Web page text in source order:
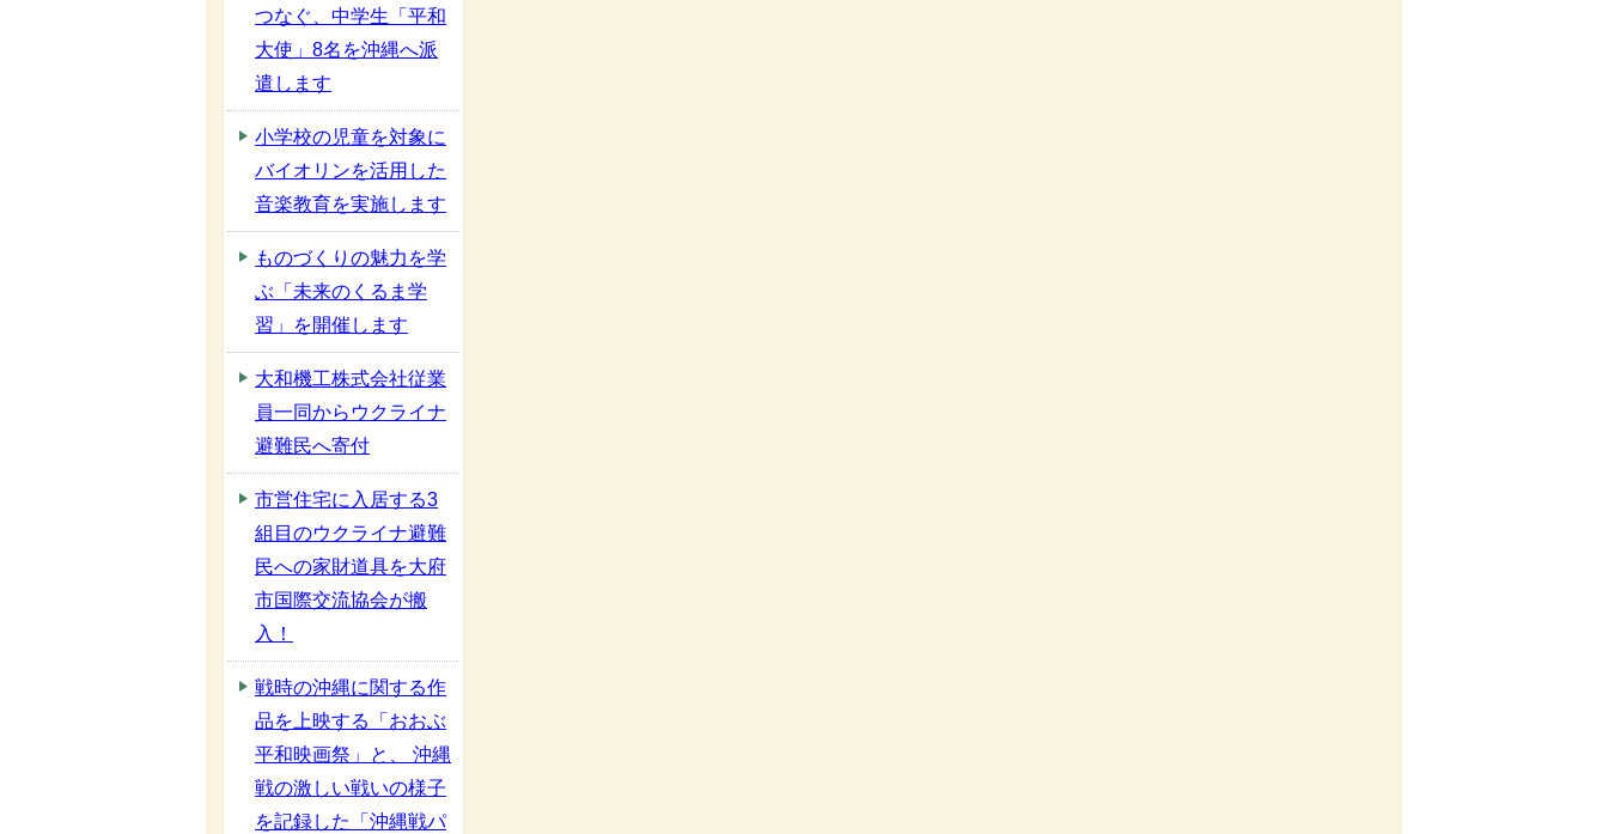
つなぐ、中学生「平和
大使」8名を沖縄へ派
遣します
小学校の児童を対象に
バイオリンを活用した
音楽教育を実施します
ものづくりの魅力を学
ぶ「未来のくるま学
習」を開催します
大和機工株式会社従業
員一同からウクライナ
避難民へ寄付
市営住宅に入居する3
組目のウクライナ避難
民への家財道具を大府
市国際交流協会が搬
入！
戦時の沖縄に関する作
品を上映する「おおぶ
平和映画祭」と、 沖縄
戦の激しい戦いの様子
を記録した「沖縄戦パ